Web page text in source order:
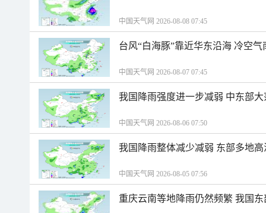
中国天气网 2026-08-08 07:45
台风“白海豚”靠近华东沿海 冷空
中国天气网 2026-08-07 07:45
我国降雨强度进一步减弱 中东部
中国天气网 2026-08-06 07:50
我国降雨整体减少减弱 东部多地
中国天气网 2026-08-05 07:56
重庆云南等地降雨仍然频繁 我国